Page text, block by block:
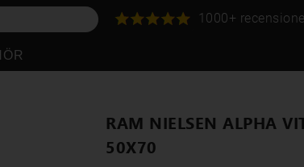
1000+
RAM NIELSEN ALPHA
50X70